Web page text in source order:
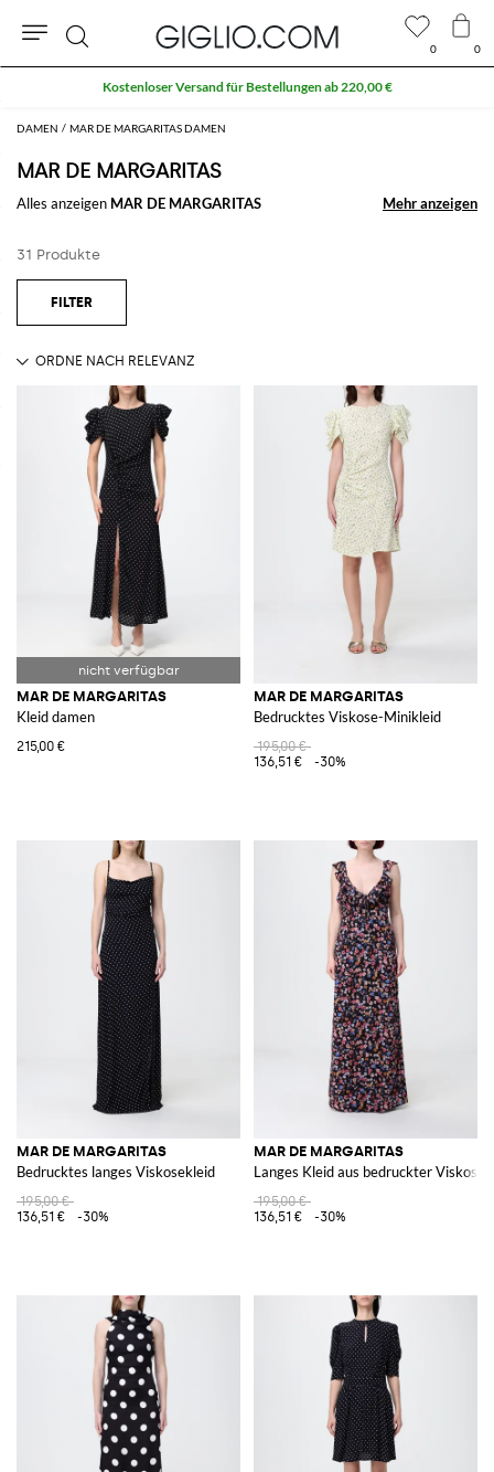
DAMEN MAR DE MARGARITAS DAMEN
MAR DE MARGARITAS
Alles anzeigen MAR DE MARGARITAS Mehr anzeigen
Mehr anzeigen
31 Produkte
MAR DE MARGARITAS
Kleid damen
215,00 €
MAR DE MARGARITAS
Bedrucktes Viskose-Minikleid
195,00 €
136,51 €
-30%
MAR DE MARGARITAS
Bedrucktes langes Viskosekleid
195,00 €
136,51 €
-30%
MAR DE MARGARITAS
Langes Kleid aus bedruckter Viskose
195,00 €
136,51 €
-30%
0 0
Suche
Kostenloser Versand für Bestellungen ab 220,00 €